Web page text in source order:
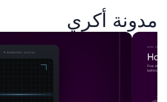
إلى الإتقان
قم بحماية الأشخاص والمباني والبيانات الخاصة
الأمان الرقمية والمادية المرنة.
مدونة أكري